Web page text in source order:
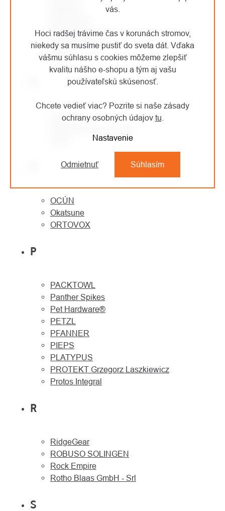
vás.
Hoci radšej trávime čas v korunách stromov,
niekedy sa musíme pustiť do sveta dát. Vďaka
vášmu súhlasu s cookies môžeme zlepšiť
kvalitu nášho e-shopu a tým aj vašu
používateľskú skúsenosť.
Chcete vedieť viac? Pozrite si naše zásady
ochrany osobných údajov tu
Nastavenie
Odmietnuť Súhlasím
MORAVIA PLAST
Mountain Paws
MSR
NESTLE
OCÚN
Okatsune
ORTOVOX
P
PACKTOWL
Panther Spikes
Pet Hardware®
PETZL
PFANNER
PIEPS
PLATYPUS
PROTEKT Grzegorz Laszkiewicz
Protos Integral
R
RidgeGear
ROBUSO SOLINGEN
Rock Empire
Rotho Blaas GmbH - Srl
S